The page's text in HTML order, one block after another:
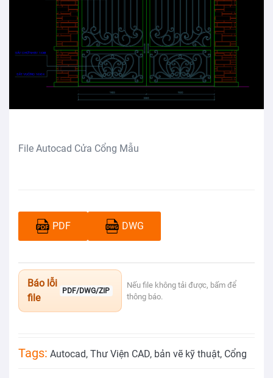
File Autocad Cửa Cổng Mẫu
PDF DWG
Báo lỗi
file
PDF/DWG/ZIP
Nếu file không tải được, bấm để
thông báo.
Tags: Autocad, Thư Viện CAD, bản vẽ kỹ thuật, Cổng